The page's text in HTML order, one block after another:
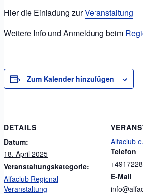
Hier die Einladung zurVeranstaltung
Weitere Info und Anmeldung beim
Zum Kalender hinzufügen
DETAILS
Datum:
18. April 2025
Veranstaltungskategorie:
Alfaclub Regional
Veranstaltung
Alfaclub
Telefon
E-Mail